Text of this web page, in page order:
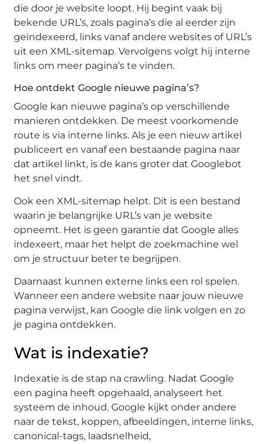
die door je website loopt. Hij begint vaak bij
bekende URL’s, zoals pagina’s die al eerder zijn
geïndexeerd, links vanaf andere websites of URL’s
uit een XML-sitemap. Vervolgens volgt hij interne
links om meer pagina’s te vinden.
Hoe ontdekt Google nieuwe pagina’s?
Google kan nieuwe pagina’s op verschillende
manieren ontdekken. De meest voorkomende
route is via interne links. Als je een nieuw artikel
publiceert en vanaf een bestaande pagina naar
dat artikel linkt, is de kans groter dat Googlebot
het snel vindt.
Ook een XML-sitemap helpt. Dit is een bestand
waarin je belangrijke URL’s van je website
opneemt. Het is geen garantie dat Google alles
indexeert, maar het helpt de zoekmachine wel
om je structuur beter te begrijpen.
Daarnaast kunnen externe links een rol spelen.
Wanneer een andere website naar jouw nieuwe
pagina verwijst, kan Google die link volgen en zo
je pagina ontdekken.
Wat is indexatie?
Indexatie is de stap na crawling. Nadat Google
een pagina heeft opgehaald, analyseert het
systeem de inhoud. Google kijkt onder andere
naar de tekst, koppen, afbeeldingen, interne links,
canonical-tags, laadsnelheid,